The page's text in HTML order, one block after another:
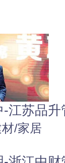
-江苏品
/家居